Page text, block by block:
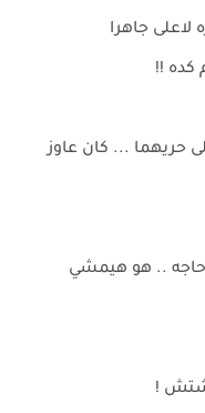
جاهرا
كده !!
حريهما ... كان عاوز
حاجه .. هو هيمشي
!